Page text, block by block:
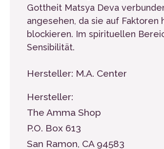
Gottheit Matsya Deva
angesehen, da sie auf Faktoren
blockieren. Im spirituellen
Sensibilität.
Hersteller: M.A. Center
Hersteller:
The Amma Shop
P.O. Box 613
San Ramon, CA 94583